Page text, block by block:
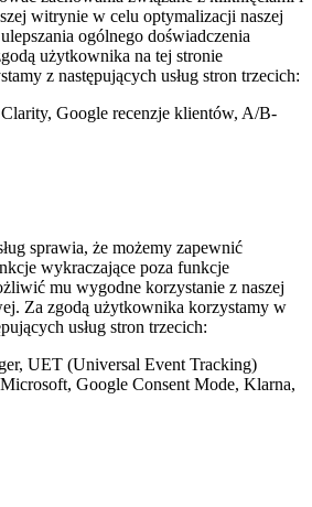
witrynie w celu optymalizacji naszej
ogólnego doświadczenia
użytkownika na tej stronie
z następujących usług stron trzecich:
Google recenzje klientów, A/B-
sprawia, że możemy zapewnić
wykraczające poza funkcje
mu wygodne korzystanie z naszej
Za zgodą użytkownika korzystamy w
usług stron trzecich:
UET (Universal Event Tracking)
Google Consent Mode, Klarna,